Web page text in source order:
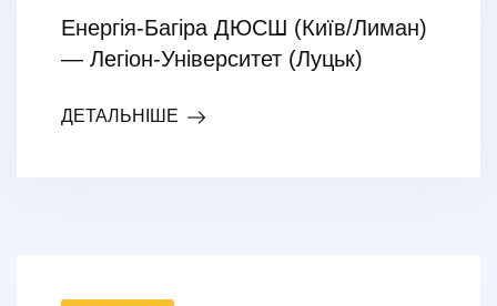
Енергія-Багіра ДЮСШ (Київ/Лиман)
— Легіон-Університет (Луцьк)
ДЕТАЛЬНІШЕ